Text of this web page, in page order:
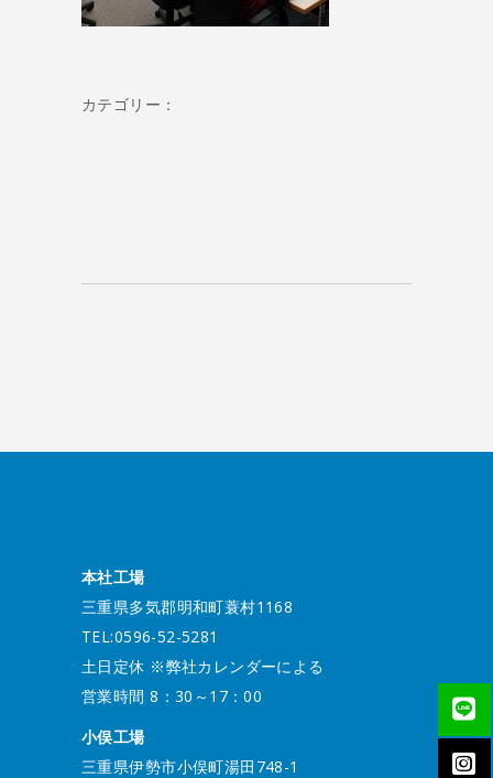
カテゴリー：
本社工場
三重県多気郡明和町蓑村1168
TEL:0596-52-5281
土日定休 ※弊社カレンダーによる
営業時間 8：30～17：00
小俣工場
三重県伊勢市小俣町湯田748-1